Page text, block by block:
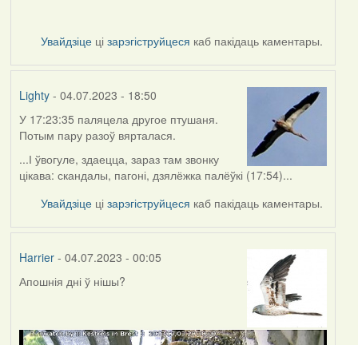
Увайдзіце цізарэгіструйцеся каб пакідаць каментары.
Lighty- 04.07.2023 - 18:50
У 17:23:35 паляцела другое птушаня.
Потым пару разоў вярталася.
...І ўвогуле, здаецца, зараз там звонку
цікава: скандалы, пагоні, дзялёжка палёўкі (17:54)...
Увайдзіце цізарэгіструйцеся каб пакідаць каментары.
Harrier- 04.07.2023 - 00:05
Апошнія дні ў нішы?